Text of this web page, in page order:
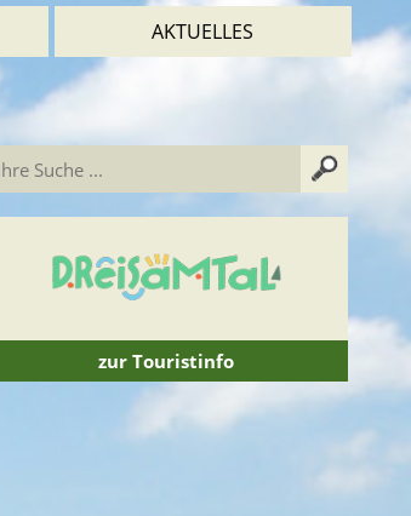
AKTUELLES
zur Touristinfo